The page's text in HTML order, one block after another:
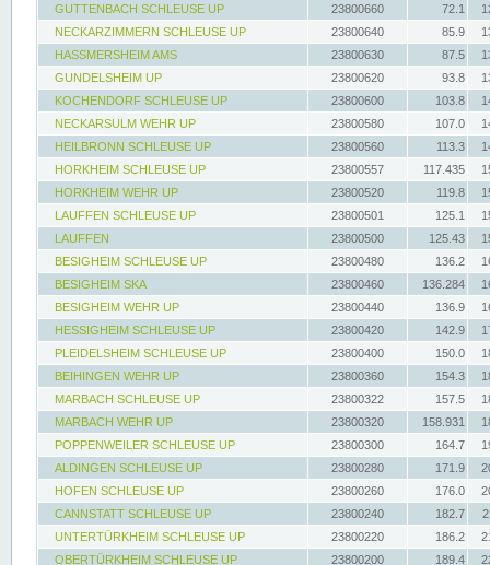
GUTTENBACH SCHLEUSE UP
23800660 72.1
NECKARZIMMERN SCHLEUSE UP
23800640 85.9
HASSMERSHEIM AMS
23800630 87.5
GUNDELSHEIM UP
23800620 93.8
KOCHENDORF SCHLEUSE UP
23800600 103.8
NECKARSULM WEHR UP
23800580 107.0
HEILBRONN SCHLEUSE UP
23800560 113.3
HORKHEIM SCHLEUSE UP
23800557 117.435
HORKHEIM WEHR UP
23800520 119.8
LAUFFEN SCHLEUSE UP
23800501 125.1
LAUFFEN
23800500 125.43
BESIGHEIM SCHLEUSE UP
23800480 136.2
BESIGHEIM SKA
23800460 136.284
BESIGHEIM WEHR UP
23800440 136.9
HESSIGHEIM SCHLEUSE UP
23800420 142.9
PLEIDELSHEIM SCHLEUSE UP
23800400 150.0
BEIHINGEN WEHR UP
23800360 154.3
MARBACH SCHLEUSE UP
23800322 157.5
MARBACH WEHR UP
23800320 158.931
POPPENWEILER SCHLEUSE UP
23800300 164.7
ALDINGEN SCHLEUSE UP
23800280 171.9
HOFEN SCHLEUSE UP
23800260 176.0
CANNSTATT SCHLEUSE UP
23800240 182.7
UNTERTÜRKHEIM SCHLEUSE UP
23800220 186.2
OBERTÜRKHEIM SCHLEUSE UP
23800200 189.4